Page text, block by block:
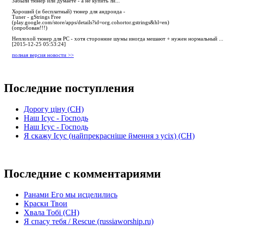
Хороший (и бесплатный) тюнер для андроида -
Tuner - gStrings Free
(play.google.com/store/apps/details?id=org.cohortor.gstrings&hl=en)
(опробован!!!)
Неплохой тюнер для РС - хотя сторонние шумы иногда мешают + нужен нормальный ...
[2015-12-25 05:53:24]
полная версия новости >>
Последние поступления
Дорогу ціну (СН)
Наш Ісус - Господь
Наш Ісус - Господь
Я скажу Ісус (найпрекрасніше ймення з усіх) (СН)
Последние с комментариями
Ранами Его мы исцелились
Краски Твои
Хвала Тобі (СН)
Я спасу тебя / Rescue (russiaworship.ru)